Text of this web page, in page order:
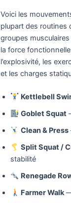
Voici les
plupart des routines
groupes
la force
l’explosivité, les
et les charges
Kettlebell
Goblet Squat
Clean & Press
Split Squat /
stabilité
Renegade
Farmer Walk—